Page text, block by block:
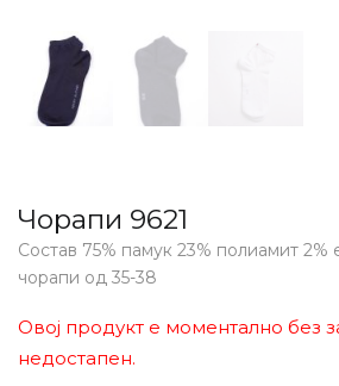
Чорапи 9621
Состав 75% памук 23% полиамит 2%
чорапи од 35-38
Овој продукт е моментално без
недостапен.